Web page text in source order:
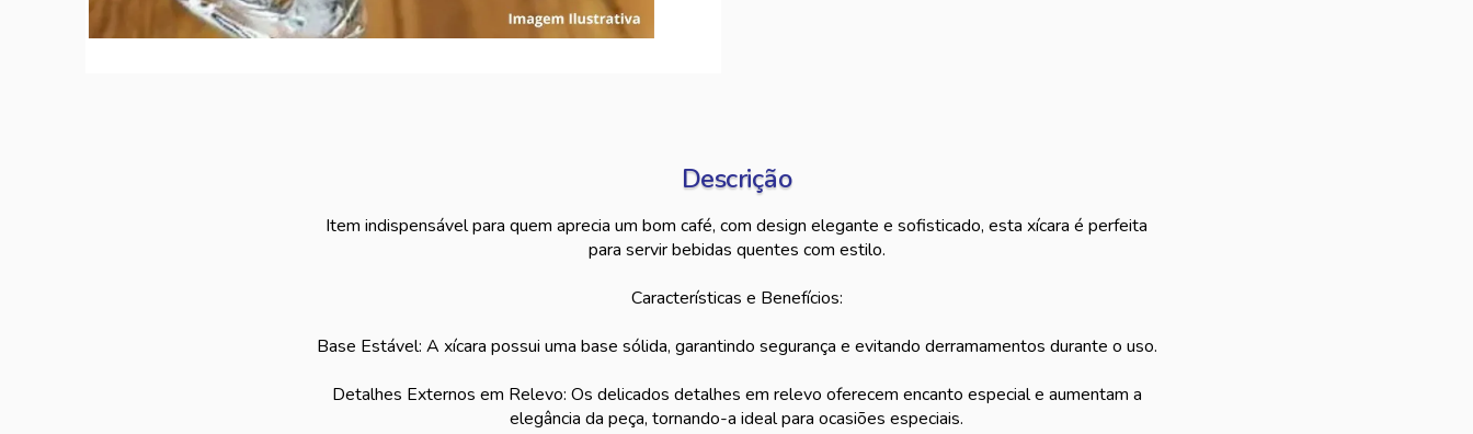
Descrição
Item indispensável para quem aprecia um bom café, com design elegante e sofisticado, esta xícara é perfeita
para servir bebidas quentes com estilo.
Características e Benefícios:
Base Estável: A xícara possui uma base sólida, garantindo segurança e evitando derramamentos durante o uso.
Detalhes Externos em Relevo: Os delicados detalhes em relevo oferecem encanto especial e aumentam a
elegância da peça, tornando-a ideal para ocasiões especiais.